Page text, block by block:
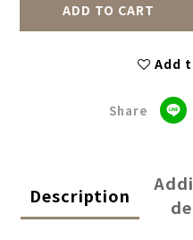
ADD TO CART
Add
Share
Description